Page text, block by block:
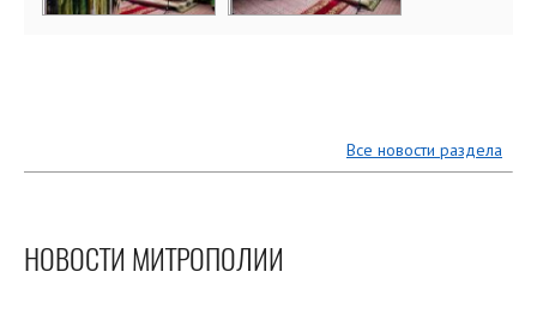
Все новости раздела
НОВОСТИ МИТРОПОЛИИ